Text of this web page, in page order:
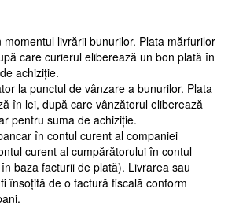
livrării bunurilor. Plata mărfurilor
care curierul eliberează un bon plată în
achiziție.
la punctul de vânzare a bunurilor. Plata
în lei, după care vânzătorul eliberează
pentru suma de achiziție.
în contul curent al companiei
curent al cumpărătorului în contul
baza facturii de plată). Livrarea sau
însoțită de o factură fiscală conform